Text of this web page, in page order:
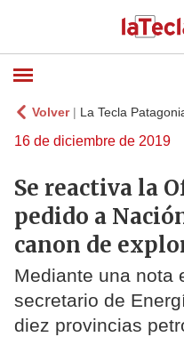
Volver| La Tecla
16 de diciembre de 2019
Se reactiva la
pedido a
canon de
Mediante una nota
secretario de
diez provincias